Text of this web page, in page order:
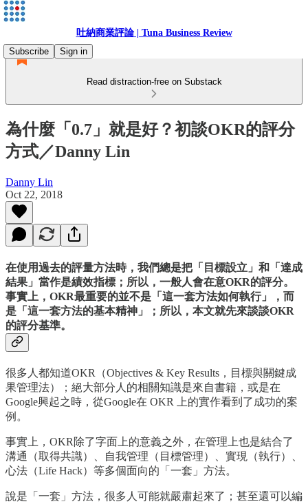
吐納商業評論 | Tuna Business Review
Subscribe
Sign in
Read distraction-free on Substack
為什麼「0.7」就是好？初談OKR的評分
方式／Danny Lin
Danny Lin
Oct 22, 2018
在使用過去的評量方法時，我們總是把「目標設立」和「達成
結果」當作是績效指標；所以，一般人會在意OKR的評分。
事實上，OKR最重要的並不是「這一套方法如何執行」，而
是「這一套方法的基本精神」；所以，本文就先來談談OKR
的評分基準。
很多人都知道OKR（Objectives & Key Results，目標與關鍵成
果管理法）；絕大部分人的相關知識是來自書籍，或是在
Google興起之時，從Google在 OKR 上的實作看到了成功的案
例。
事實上，OKR除了字面上的意義之外，在管理上也是結合了
溝通（取得共識）、自我管理（目標管理）、實現（執行）、
心法（Life Hack）等多個面向的「一套」方法。
說是「一套」方法，很多人可能就嚴肅起來了；甚至還可以編